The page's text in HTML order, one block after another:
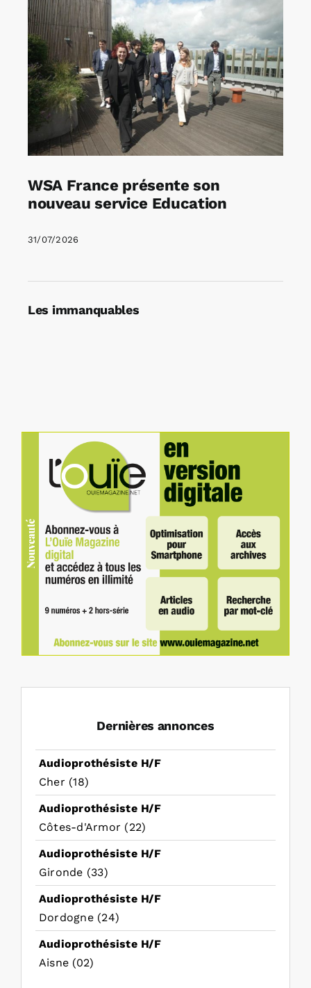
WSA France présente son
nouveau service Education
31/07/2026
Les immanquables
Dernières annonces
Audioprothésiste H/F
Cher (18)
Audioprothésiste H/F
Côtes-d'Armor (22)
Audioprothésiste H/F
Gironde (33)
Audioprothésiste H/F
Dordogne (24)
Audioprothésiste H/F
Aisne (02)